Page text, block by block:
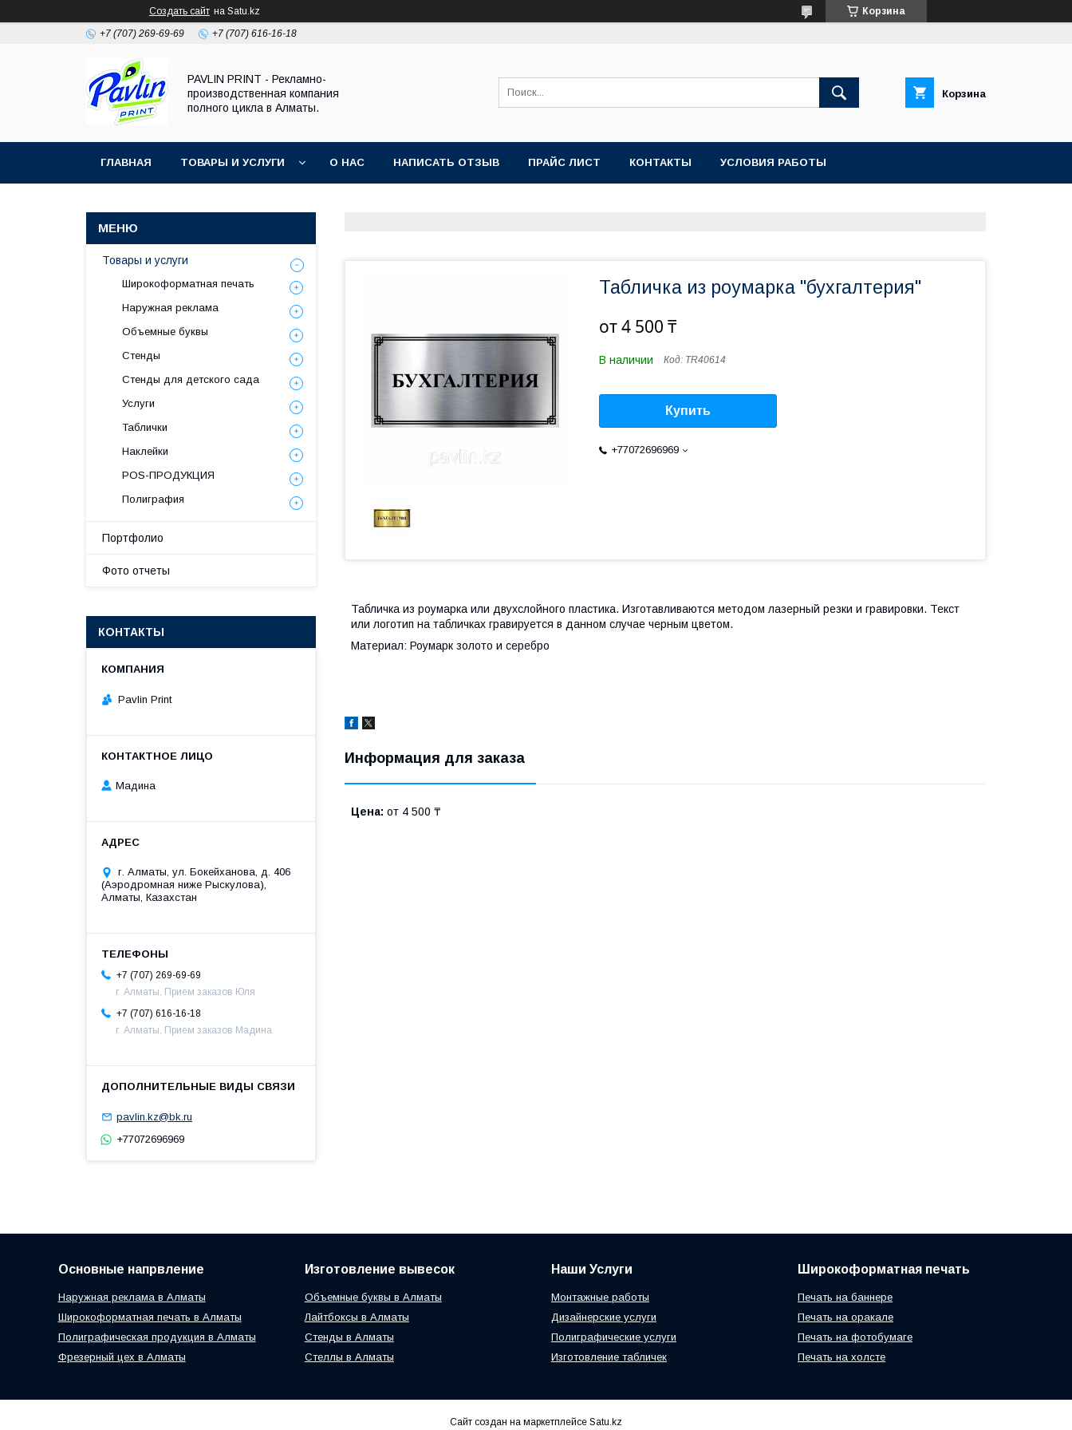
Создать сайт на Satu.kz Корзина
+7 (707) 269-69-69 +7 (707) 616-16-18
PAVLIN PRINT - Рекламно-
производственная компания
полного цикла в Алматы.
Корзина
ГЛАВНАЯ ТОВАРЫ И УСЛУГИ О НАС НАПИСАТЬ ОТЗЫВ ПРАЙС ЛИСТ КОНТАКТЫ УСЛОВИЯ РАБОТЫ
Табличка из роумарка "бухгалтерия"
от4 500 ₸
В наличии Код: TR40614
Купить
+77072696969
Табличка из роумарка или двухслойного пластика. Изготавливаются методом лазерный резки и гравировки. Текст
или логотип на табличках гравируется в данном случае черным цветом.
Материал: Роумарк золото и серебро
Информация для заказа
Цена: от 4 500 ₸
Товары и услуги
Широкоформатная печать
Наружная реклама
Объемные буквы
Стенды
Стенды для детского сада
Услуги
Таблички
Наклейки
POS-ПРОДУКЦИЯ
Полиграфия
Портфолио
Фото отчеты
КОНТАКТЫ
Pavlin Print
Мадина
г. Алматы, ул. Бокейханова, д. 406
(Аэродромная ниже Рыскулова),
Алматы, Казахстан
+7 (707) 269-69-69
г. Алматы, Прием заказов Юля
+7 (707) 616-16-18
г. Алматы, Прием заказов Мадина
pavlin.kz@bk.ru
+77072696969
Основные напрвление
Наружная реклама в Алматы
Широкоформатная печать в Алматы
Полиграфическая продукция в Алматы
Фрезерный цех в Алматы
Изготовление вывесок
Объемные буквы в Алматы
Лайтбоксы в Алматы
Стенды в Алматы
Стеллы в Алматы
Наши Услуги
Монтажные работы
Дизайнерские услуги
Полиграфические услуги
Изготовление табличек
Широкоформатная печать
Печать на баннере
Печать на оракале
Печать на фотобумаге
Печать на холсте
Сайт создан на маркетплейсе Satu.kz